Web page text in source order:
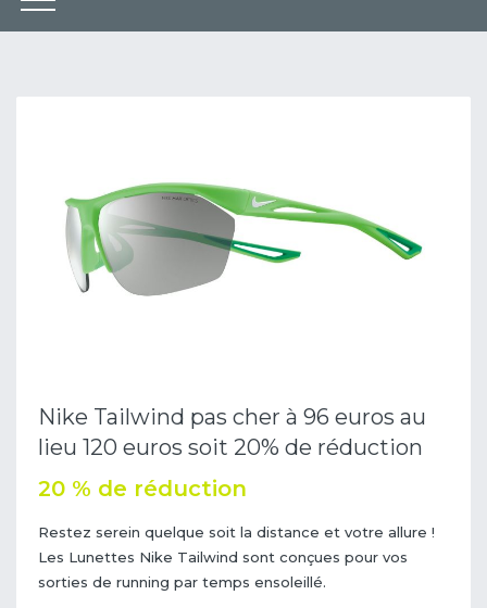
Nike Tailwind pas cher à 96 euros au
lieu 120 euros soit 20% de réduction
20 % de réduction
Restez serein quelque soit la distance et votre allure !
Les Lunettes Nike Tailwind sont conçues pour vos
sorties de running par temps ensoleillé.